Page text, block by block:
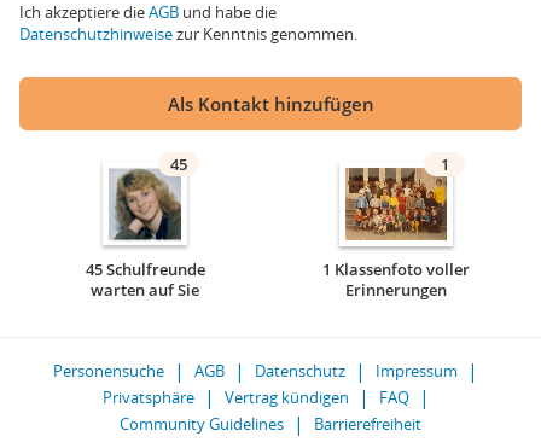
Ich akzeptiere dieAGB und habe die
Datenschutzhinweisezur Kenntnis genommen.
Als Kontakt hinzufügen
45
45 Schulfreunde
warten auf Sie
1
1 Klassenfoto voller
Erinnerungen
Personensuche AGB Datenschutz
Impressum
Privatsphäre
Vertrag kündigen
FAQ
Community Guidelines
Barrierefreiheit